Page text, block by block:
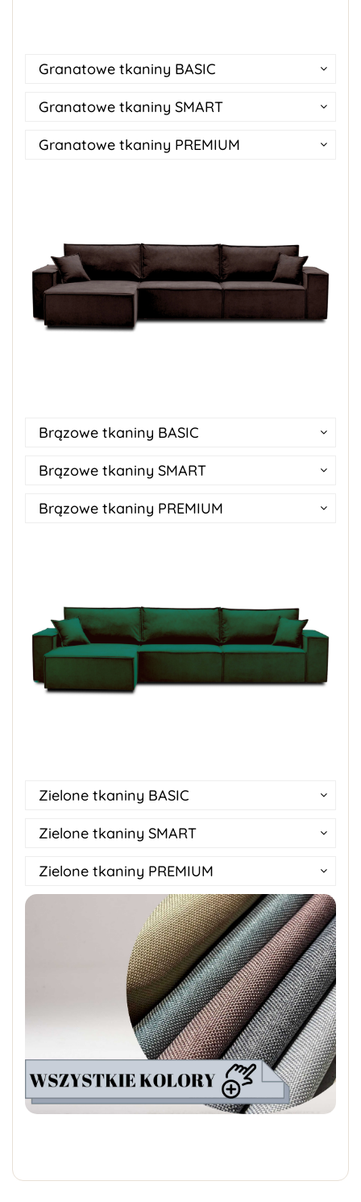
Granatowe tkaniny BASIC
Granatowe tkaniny SMART
Granatowe tkaniny PREMIUM
Brązowe tkaniny BASIC
Brązowe tkaniny SMART
Brązowe tkaniny PREMIUM
Zielone tkaniny BASIC
Zielone tkaniny SMART
Zielone tkaniny PREMIUM